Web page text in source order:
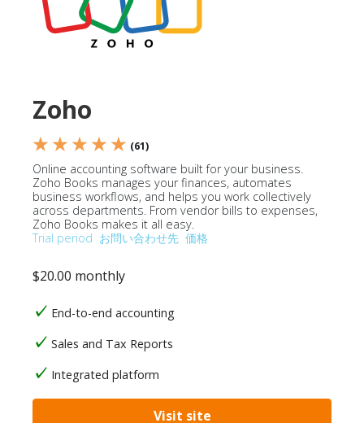
Zoho
★ ★ ★ ★ ★ (61)
Online accounting software built for your business.
Zoho Books manages your finances, automates
business workflows, and helps you work collectively
across departments. From vendor bills to expenses,
Zoho Books makes it all easy.
Trial period お問い合わせ先 価格
$20.00 monthly
End-to-end accounting
Sales and Tax Reports
Integrated platform
Visit site